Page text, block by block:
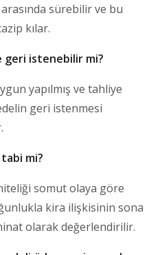
sürebilir ve bu
kılar.
geri istenebilir mi?
yapılmış ve tahliye
geri istenmesi
mi?
somut olaya göre
kira ilişkisinin sona
olarak değerlendirilir.